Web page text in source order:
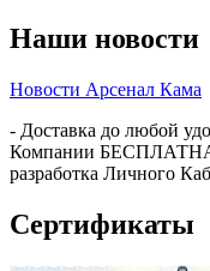
Наши новости
Новости Арсенал Кама
- Доставка до любой
Компании
разработка Личного
Сертификаты